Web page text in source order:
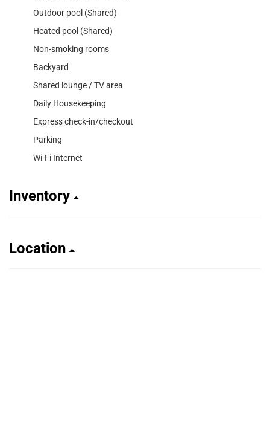
Outdoor pool (Shared)
Heated pool (Shared)
Non-smoking rooms
Backyard
Shared lounge / TV area
Daily Housekeeping
Express check-in/checkout
Parking
Wi-Fi Internet
Inventory
Location